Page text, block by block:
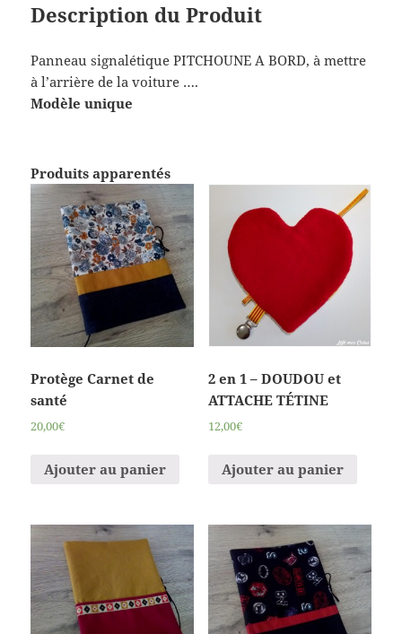
Description du Produit
Panneau signalétique PITCHOUNE A BORD, à mettre
à l’arrière de la voiture ….
Modèle unique
Produits apparentés
Protège Carnet de
santé
20,00€
Ajouter au panier
2 en 1 – DOUDOU et
ATTACHE TÉTINE
12,00€
Ajouter au panier